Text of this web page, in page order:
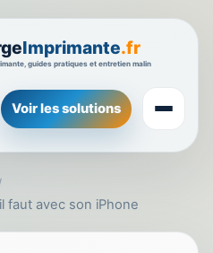
Voir les solutions
faut avec son iPhone